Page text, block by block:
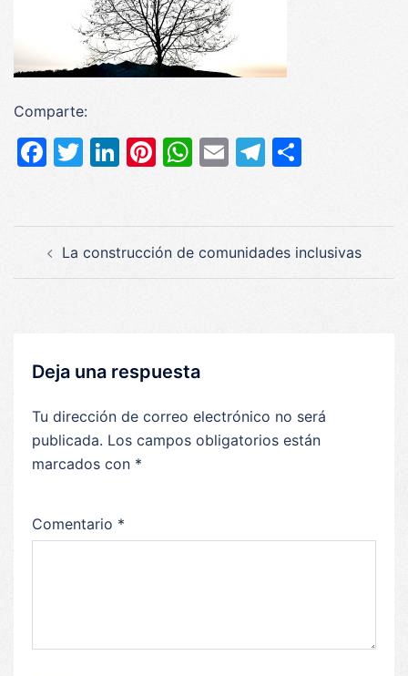
Comparte:
Facebook
Twitter
LinkedIn
Pinterest
WhatsApp
EmailTelegram
La construcción de comunidades inclusivas
Deja una respuesta
Tu dirección de correo electrónico no será
publicada. Los campos obligatorios están
marcados con *
Comentario *